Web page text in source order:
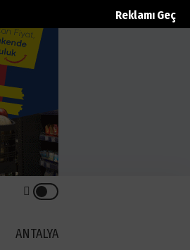
Reklamı Geç
ANTALYA